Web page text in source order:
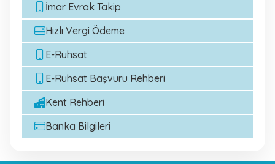
İmar Evrak Takip
Hızlı Vergi Ödeme
E-Ruhsat
E-Ruhsat Başvuru Rehberi
Kent Rehberi
Banka Bilgileri